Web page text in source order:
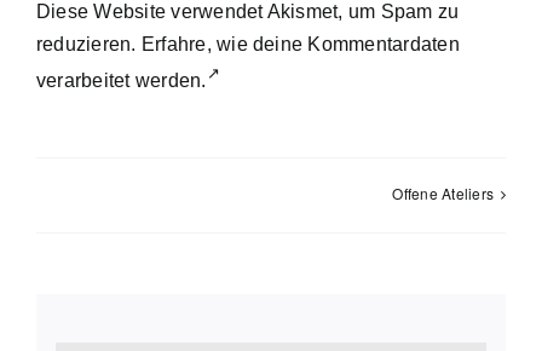
Diese Website verwendet Akismet, um Spam zu
reduzieren. Erfahre, wie deine Kommentardaten
verarbeitet werden.
Offene Ateliers